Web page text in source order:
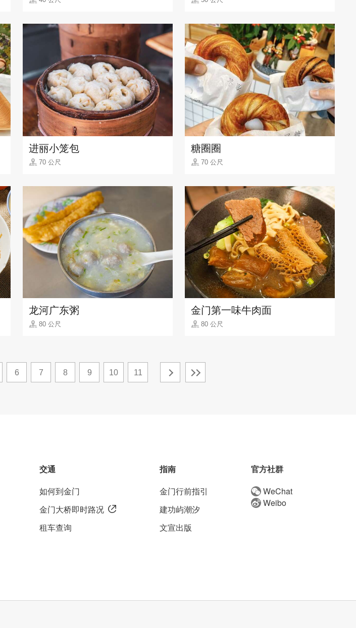
进丽小笼包
70 公尺
糖圈圈
70 公尺
龙河广东粥
80 公尺
金门第一味牛肉面
80 公尺
6 7 8 9 10 11
交通
如何到金门
金门大桥即时路况
租车查询
指南
金门行前指引
建功屿潮汐
文宣出版
官方社群
WeChat
Weibo